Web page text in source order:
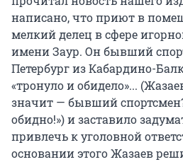
написано, что приют в
мелкий делец в сфере
имени Заур. Он бывший
Петербург из Кабардино-
«тронуло и обидело»...
значит — бывший
обидно!») и заставило
привлечь к уголовной
основании этого Жазаев